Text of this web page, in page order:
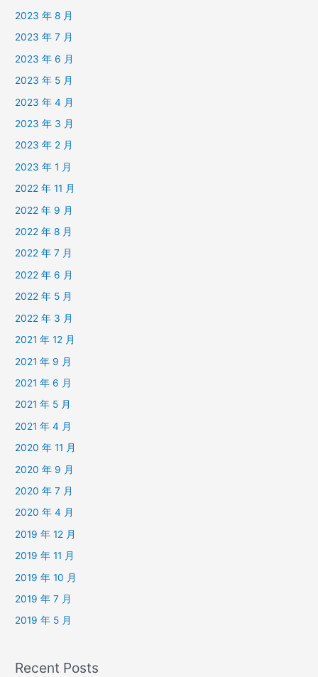
2023 年 8 月
2023 年 7 月
2023 年 6 月
2023 年 5 月
2023 年 4 月
2023 年 3 月
2023 年 2 月
2023 年 1 月
2022 年 11 月
2022 年 9 月
2022 年 8 月
2022 年 7 月
2022 年 6 月
2022 年 5 月
2022 年 3 月
2021 年 12 月
2021 年 9 月
2021 年 6 月
2021 年 5 月
2021 年 4 月
2020 年 11 月
2020 年 9 月
2020 年 7 月
2020 年 4 月
2019 年 12 月
2019 年 11 月
2019 年 10 月
2019 年 7 月
2019 年 5 月
Recent Posts